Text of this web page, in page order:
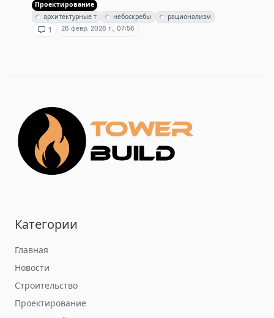
Проектирование
архитектурные т
небоскребы рационализм
1 26 февр. 2026 г., 07:56
Категории
Главная
Новости
Строительство
Проектирование